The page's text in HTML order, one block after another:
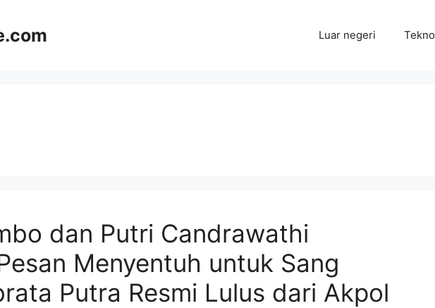
Luar negeri Tekno
dan Putri Candrawathi
Menyentuh untuk Sang
Putra Resmi Lulus dari Akpol